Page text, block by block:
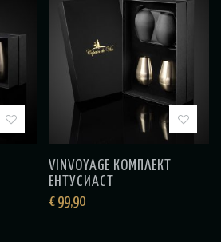
VINVOYAGE КОМПЛЕКТ
ЕНТУСИАСТ
€99,90